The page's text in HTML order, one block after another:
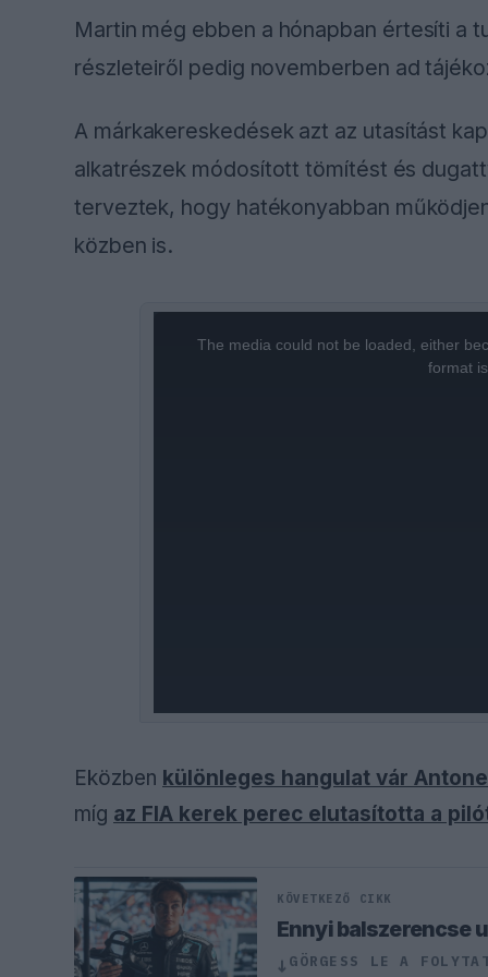
Martin még ebben a hónapban értesíti a
részleteiről pedig novemberben ad
A márkakereskedések azt az utasítást
alkatrészek módosított tömítést és
terveztek, hogy hatékonyabban
közben is.
The media could not be loaded, either
format
Eközben különleges hangulat vár
míg az FIA kerek perec elutasította a
KÖVETKEZŐ CIKK
Ennyi balszerencse
↓ GÖRGESS LE A